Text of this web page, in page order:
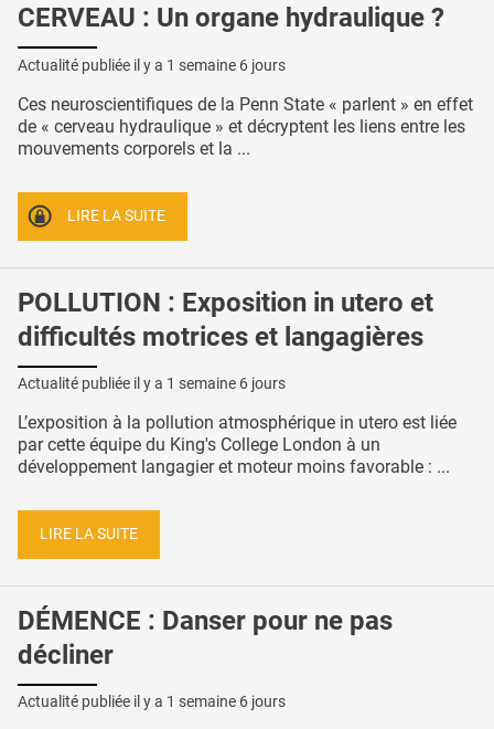
CERVEAU : Un organe hydraulique ?
Actualité publiée il y a 1 semaine 6 jours
Ces neuroscientifiques de la Penn State « parlent » en effet
de « cerveau hydraulique » et décryptent les liens entre les
mouvements corporels et la ...
LIRE LA SUITE
POLLUTION : Exposition in utero et
difficultés motrices et langagières
Actualité publiée il y a 1 semaine 6 jours
L’exposition à la pollution atmosphérique in utero est liée
par cette équipe du King's College London à un
développement langagier et moteur moins favorable : ...
LIRE LA SUITE
DÉMENCE : Danser pour ne pas
décliner
Actualité publiée il y a 1 semaine 6 jours